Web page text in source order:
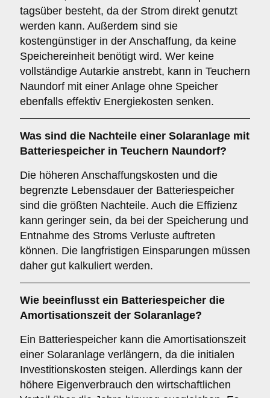
tagsüber besteht, da der Strom direkt genutzt
werden kann. Außerdem sind sie
kostengünstiger in der Anschaffung, da keine
Speichereinheit benötigt wird. Wer keine
vollständige Autarkie anstrebt, kann in Teuchern
Naundorf mit einer Anlage ohne Speicher
ebenfalls effektiv Energiekosten senken.
Was sind die Nachteile einer Solaranlage mit
Batteriespeicher in Teuchern Naundorf?
Die höheren Anschaffungskosten und die
begrenzte Lebensdauer der Batteriespeicher
sind die größten Nachteile. Auch die Effizienz
kann geringer sein, da bei der Speicherung und
Entnahme des Stroms Verluste auftreten
können. Die langfristigen Einsparungen müssen
daher gut kalkuliert werden.
Wie beeinflusst ein Batteriespeicher die
Amortisationszeit der Solaranlage?
Ein Batteriespeicher kann die Amortisationszeit
einer Solaranlage verlängern, da die initialen
Investitionskosten steigen. Allerdings kann der
höhere Eigenverbrauch den wirtschaftlichen